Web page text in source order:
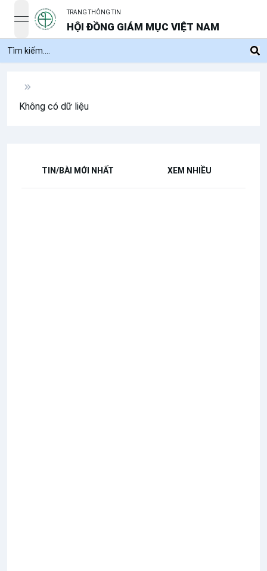
open navigation menu
TRANG THÔNG TIN
HỘI ĐỒNG GIÁM MỤC VIỆT NAM
Không có dữ liệu
TIN/BÀI MỚI NHẤT XEM NHIỀU